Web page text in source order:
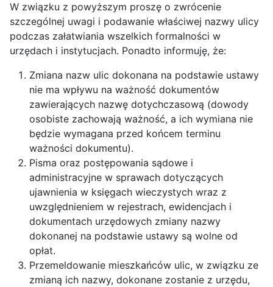
W związku z powyższym proszę o zwrócenie
szczególnej uwagi i podawanie właściwej nazwy ulicy
podczas załatwiania wszelkich formalności w
urzędach i instytucjach. Ponadto informuję, że:
Zmiana nazw ulic dokonana na podstawie ustawy
nie ma wpływu na ważność dokumentów
zawierających nazwę dotychczasową (dowody
osobiste zachowają ważność, a ich wymiana nie
będzie wymagana przed końcem terminu
ważności dokumentu).
Pisma oraz postępowania sądowe i
administracyjne w sprawach dotyczących
ujawnienia w księgach wieczystych wraz z
uwzględnieniem w rejestrach, ewidencjach i
dokumentach urzędowych zmiany nazwy
dokonanej na podstawie ustawy są wolne od
opłat.
Przemeldowanie mieszkańców ulic, w związku ze
zmianą ich nazwy, dokonane zostanie z urzędu,